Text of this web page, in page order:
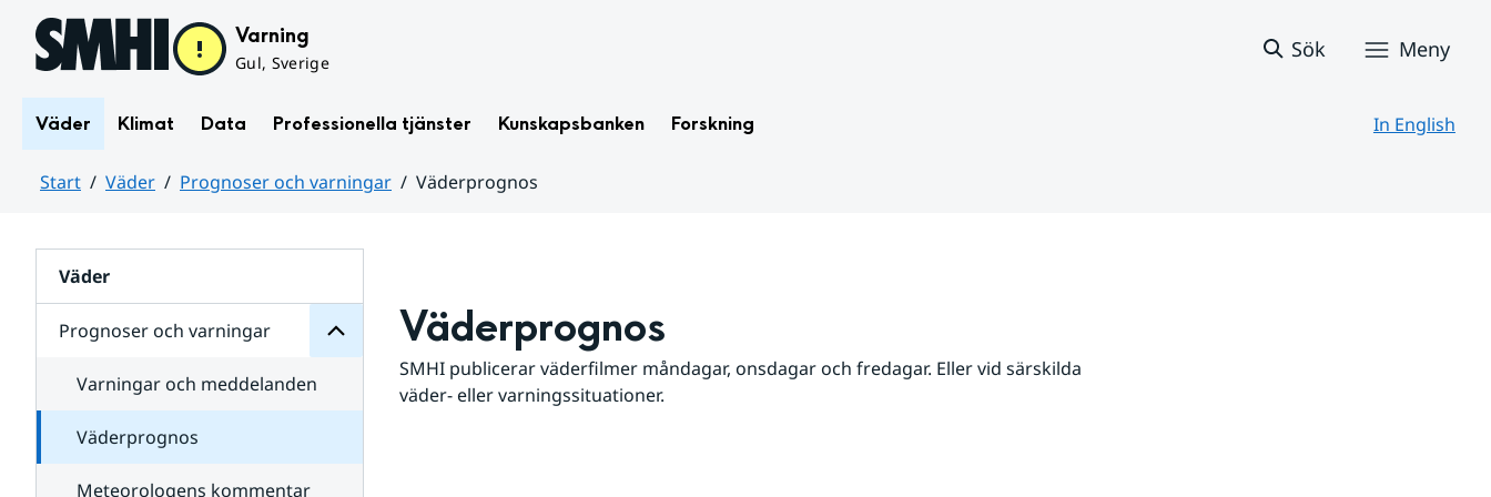
Hoppa till sidans innehåll Varning
Gul, Sverige
Sök Meny
Väder Klimat Data Professionella tjänster Kunskapsbanken Forskning In English
Start Väder Prognoser och varningar
Väderprognos
Väder
Prognoser och varningar
för
varningar
Varningar och meddelanden
Väderprognos
Meteorologens kommentar
Väderprognos
SMHI publicerar väderfilmer måndagar, onsdagar och fredagar. Eller vid särskilda
väder- eller varningssituationer.